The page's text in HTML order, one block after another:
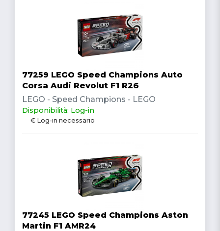
77259 LEGO Speed Champions Auto
Corsa Audi Revolut F1 R26
LEGO - Speed Champions - LEGO
Disponibilità: Log-in
€ Log-in necessario
77245 LEGO Speed Champions Aston
Martin F1 AMR24